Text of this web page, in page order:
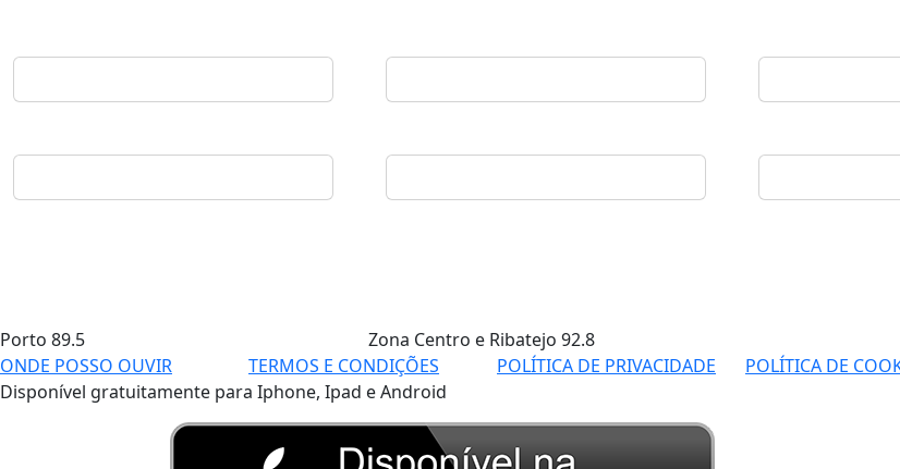
Porto 89.5 Zona Centro e Ribatejo 92.8
ONDE POSSO OUVIR
TERMOS E CONDIÇÕES POLÍTICA DE PRIVACIDADE POLÍTICA DE
Disponível gratuitamente para Iphone, Ipad e Android